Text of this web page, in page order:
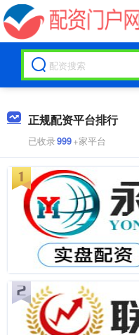
正规配资平台排行
已收录999+家平台